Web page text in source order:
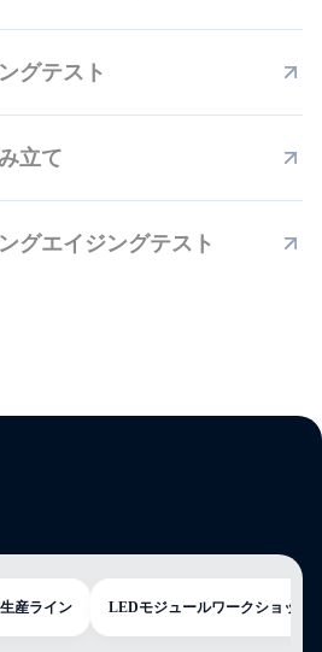
グテスト
立て
グエイジングテスト
産ライン LEDモジュールワークショップ